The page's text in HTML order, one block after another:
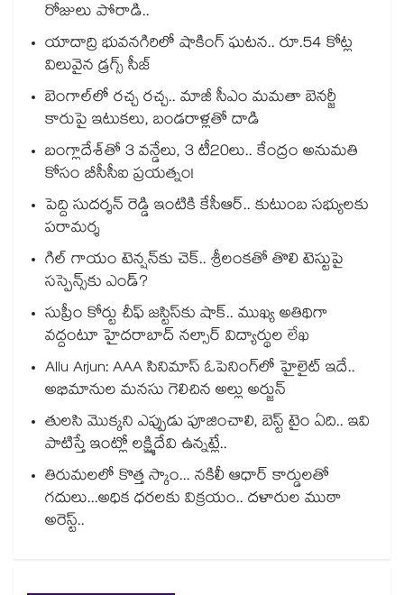
రోజులు పోరాడి..
యాదాద్రి భువనగిరిలో షాకింగ్ ఘటన.. రూ.54 కోట్ల
విలువైన డ్రగ్స్ సీజ్
బెంగాల్⁭లో రచ్చ రచ్చ.. మాజీ సీఎం మమతా బెనర్జీ
కారుపై ఇటుకలు, బండరాళ్లతో దాడి
బంగ్లాదేశ్⁬తో 3 వన్డేలు, 3 టీ20లు.. కేంద్రం అనుమతి
కోసం బీసీసీఐ ప్రయత్నం!
పెద్ది సుదర్శన్ రెడ్డి ఇంటికి కేసీఆర్.. కుటుంబ సభ్యులకు
పరామర్శ
గిల్ గాయం టెన్షన్‌కు చెక్.. శ్రీలంకతో తొలి టెస్టుపై
సస్పెన్స్‌కు ఎండ్?
సుప్రీం కోర్టు చీఫ్ జస్టిస్⁭కు షాక్.. ముఖ్య అతిథిగా
వద్దంటూ హైదరాబాద్ నల్సార్ విద్యార్థుల లేఖ
Allu Arjun: AAA సినిమాస్ ఓపెనింగ్‌లో హైలైట్ ఇదే..
అభిమానుల మనసు గెలిచిన అల్లు అర్జున్
తులసి మొక్కని ఎప్పుడు పూజించాలి, బెస్ట్ టైం ఏది.. ఇవి
పాటిస్తే ఇంట్లో లక్ష్మిదేవి ఉన్నట్లే..
తిరుమలలో కొత్త స్కాం... నకిలీ ఆధార్ కార్డులతో
గదులు...అధిక ధరలకు విక్రయం.. దళారుల ముఠా
అరెస్ట్..